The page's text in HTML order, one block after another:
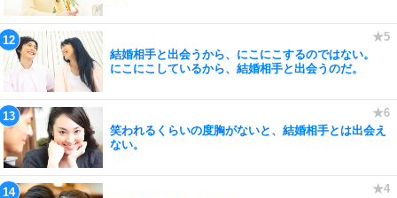
結婚相手と出会うから、にこにこするのではない。
にこにこしているから、結婚相手と出会うのだ。
笑われるくらいの度胸がないと、結婚相手とは出会え
ない。